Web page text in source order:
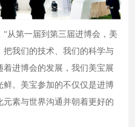
第一届到第三届进博会，美
我们的技术、我们的科学与
进博会的发展，我们美宝展
。美宝参加的不仅仅是进博
素与世界沟通并朝着更好的